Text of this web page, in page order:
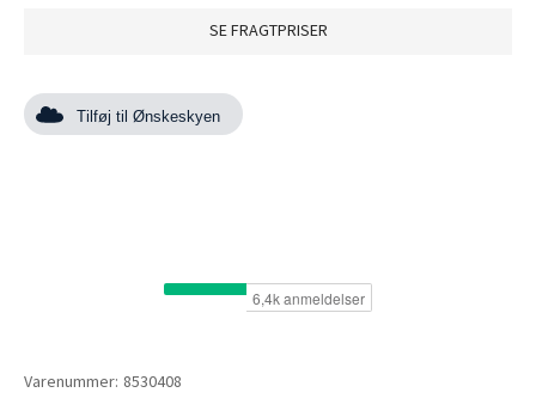
SE FRAGTPRISER
Tilføj til Ønskeskyen
Varenummer: 8530408